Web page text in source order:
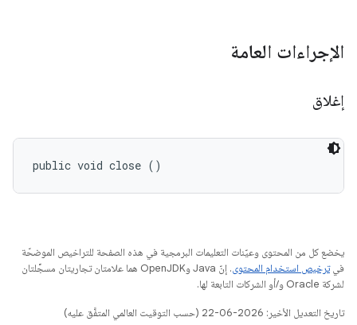
الإجراءات العامة
إغلاق
public void close ()
يخضع كل من المحتوى وعيّنات التعليمات البرمجية في هذه الصفحة للتراخيص الموضحّة
فيترخيص استخدام المحتوى
. إنّ Java وOpenJDK هما علامتان تجاريتان مسجَّلتان
لشركة Oracle و/أو الشركات التابعة لها.
تاريخ التعديل الأخير: 2026-06-22 (حسب التوقيت العالمي المتفَّق عليه)